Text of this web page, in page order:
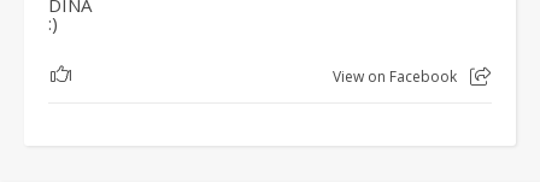
:)
1 View on Facebook